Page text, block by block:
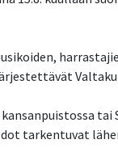
tarkentuvat